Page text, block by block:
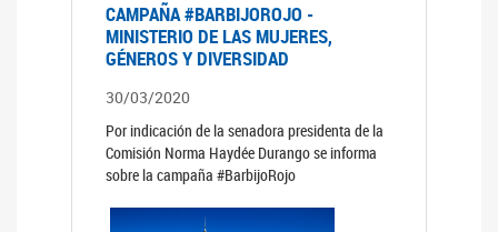
CAMPAÑA #BARBIJOROJO -
MINISTERIO DE LAS MUJERES,
GÉNEROS Y DIVERSIDAD
30/03/2020
Por indicación de la senadora presidenta de la
Comisión Norma Haydée Durango se informa
sobre la campaña #BarbijoRojo